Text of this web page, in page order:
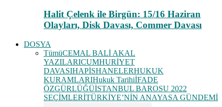
Halit Çelenk ile Birgün: 15/16 Haziran
Olayları, Disk Davası, Commer Davası
DOSYA
TümüCEMAL BALİ AKAL
YAZILARICUMHURİYET
DAVASIHAPİSHANELERHUKUK
KURAMLARIHukuk TarihiİFADE
ÖZGÜRLÜĞÜİSTANBUL BAROSU 2022
SEÇİMLERİTÜRKİYE’NİN ANAYASA GÜNDEMİ